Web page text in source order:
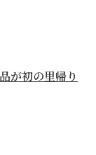
が初の里帰り